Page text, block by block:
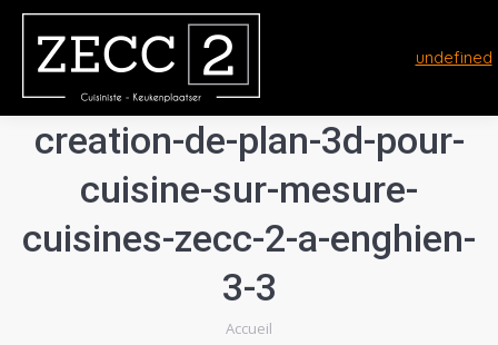
undefined
creation-de-plan-3d-pour-
cuisine-sur-mesure-
cuisines-zecc-2-a-enghien-
3-3
Accueil